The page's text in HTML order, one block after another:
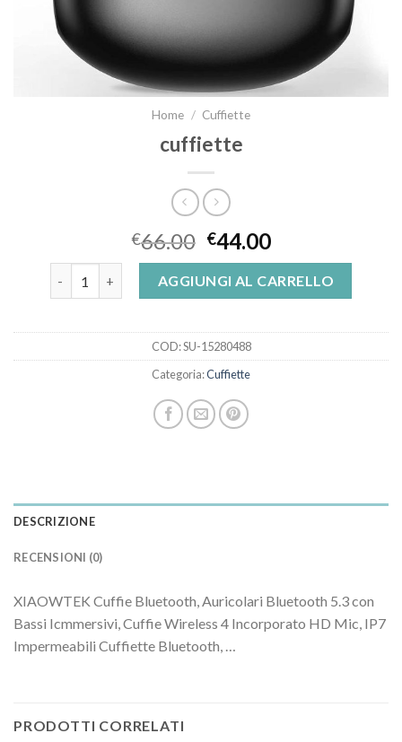
Home / Cuffiette
cuffiette
€66.00 €44.00
AGGIUNGI AL CARRELLO
COD:SU-15280488
Categoria:Cuffiette
DESCRIZIONE
RECENSIONI (0)
XIAOWTEK Cuffie Bluetooth, Auricolari Bluetooth 5.3 con
Bassi Icmmersivi, Cuffie Wireless 4 Incorporato HD Mic, IP7
Impermeabili Cuffiette Bluetooth, …
PRODOTTI CORRELATI